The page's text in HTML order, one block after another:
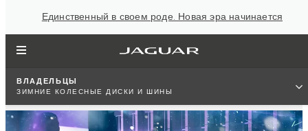
Единственный в своем роде. Новая эра начинается
ВЛАДЕЛЬЦЫ
ЗИМНИЕ КОЛЕСНЫЕ ДИСКИ И ШИНЫ